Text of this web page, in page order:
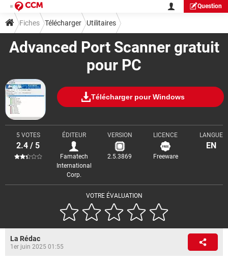
Question
Advanced Port Scanner gratuit
pour PC
Télécharger pour Windows
VOTRE ÉVALUATION
5 VOTES
2.4 / 5
ÉDITEUR
Famatech
International
Corp.
VERSION
2.5.3869
LICENCE
Freeware
LANGUE
EN
Fiches Télécharger Utilitaires
La Rédac
1er juin 2025 01:55